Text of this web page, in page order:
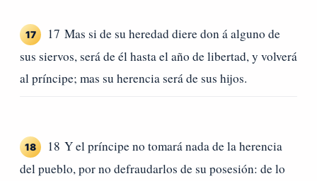
17
17 Mas si de su heredad diere don á alguno de
sus siervos, será de él hasta el año de libertad, y volverá
al príncipe; mas su herencia será de sus hijos.
18
18 Y el príncipe no tomará nada de la herencia
del pueblo, por no defraudarlos de su posesión: de lo